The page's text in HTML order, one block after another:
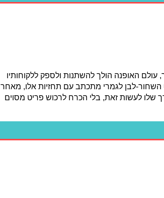
האופנה הולך להשתנות ולספק ללקוחותיו
השחור-לבן לגמרי מתכתב עם תחזיות אלו, מאחר
לעשות זאת, בלי הכרח לרכוש פריט מסוים